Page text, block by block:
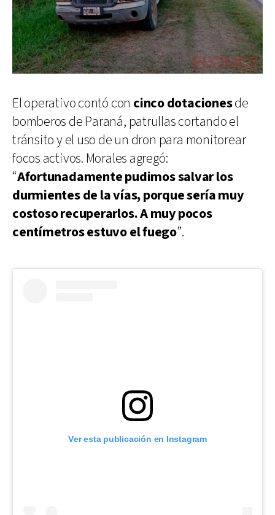
El operativo contó con cinco dotacionesde
bomberos de Paraná, patrullas cortando el
tránsito y el uso de un dron para monitorear
focos activos. Morales agregó:
“Afortunadamente pudimos salvar los
durmientes de la vías, porque sería muy
costoso recuperarlos. A muy pocos
centímetros estuvo el fuego”.
Ver esta publicación en Instagram